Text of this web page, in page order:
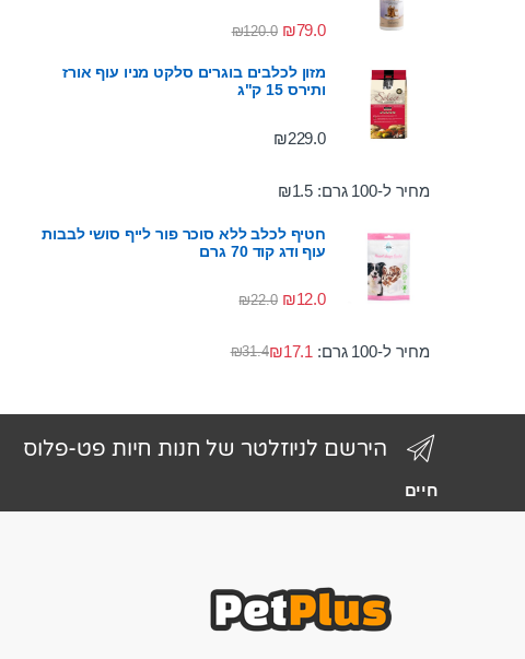
₪79.0
₪120.0
מזון לכלבים בוגרים סלקט מניו עוף אורז
ותירס 15 ק"ג
₪229.0
מחיר ל-100 גרם: ₪1.5
חטיף לכלב ללא סוכר פור לייף סושי לבבות
עוף ודג קוד 70 גרם
₪12.0
₪22.0
מחיר ל-100 גרם: ₪31.4₪17.1
הירשם לניוזלטר של חנות חיות פט-פלוס
חיים